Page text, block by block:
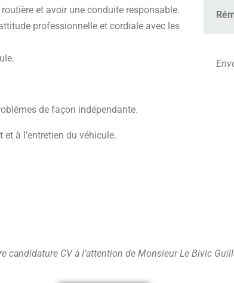
et avoir une conduite responsable.
professionnelle et cordiale avec les
de façon indépendante.
à l’entretien du véhicule.
candidature CV à l’attention de Monsieur Le Bivic